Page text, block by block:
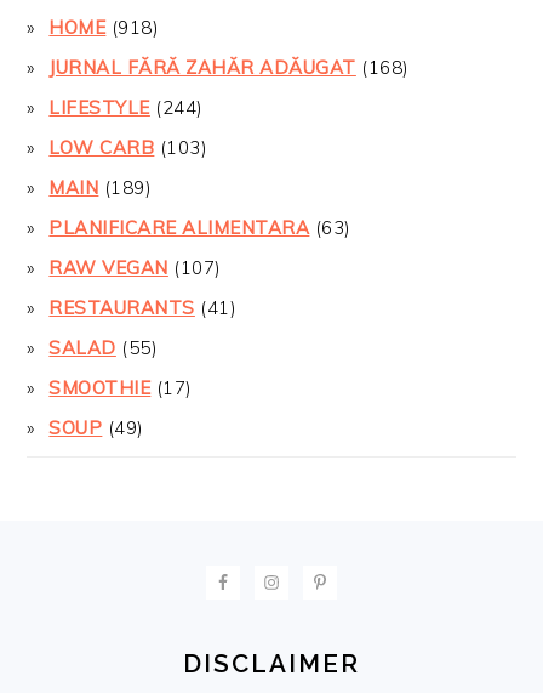
HOME(918)
JURNAL FĂRĂ ZAHĂR ADĂUGAT (168)
LIFESTYLE(244)
LOW CARB (103)
MAIN (189)
PLANIFICARE ALIMENTARA (63)
RAW VEGAN (107)
RESTAURANTS (41)
SALAD (55)
SMOOTHIE(17)
SOUP (49)
DISCLAIMER